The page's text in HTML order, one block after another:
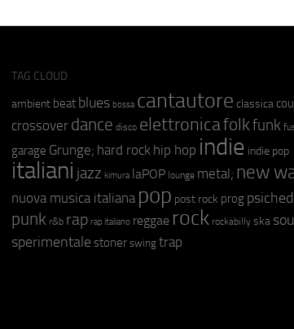
TAG CLOUD
ambient beat blues bossa cantautore classica
crossover dance disco elettronicafolkfunk
garage Grunge; hard rock hip hop indie indie pop
italiani jazz kimura laPOP lounge metal; new
nuova musica italiana pop post rock prog
punk r&b rap rap italiano reggae rock rockabilly ska
sperimentale stoner swing trap